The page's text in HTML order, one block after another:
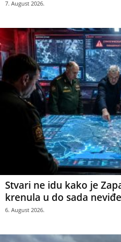
7. August 2026.
Stvari ne idu kako je
krenula u do sada
6. August 2026.